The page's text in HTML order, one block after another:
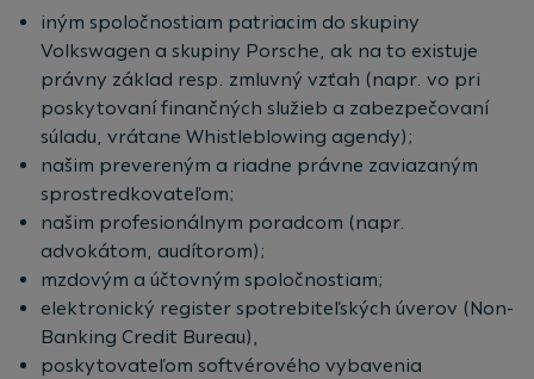
iným spoločnostiam patriacim do skupiny
Volkswagen a skupiny Porsche, ak na to existuje
právny základ resp. zmluvný vzťah (napr. vo pri
poskytovaní finančných služieb a zabezpečovaní
súladu, vrátane Whistleblowing agendy);
našim prevereným a riadne právne zaviazaným
sprostredkovateľom;
našim profesionálnym poradcom (napr.
advokátom, audítorom);
mzdovým a účtovným spoločnostiam;
elektronický register spotrebiteľských úverov (Non-
Banking Credit Bureau),
poskytovateľom softvérového vybavenia